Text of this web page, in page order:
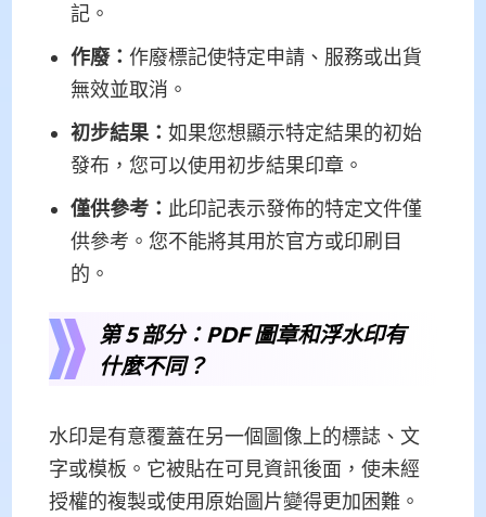
記。
作廢： 作廢標記使特定申請、服務或出貨
無效並取消。
初步結果： 如果您想顯示特定結果的初始
發布，您可以使用初步結果印章。
僅供參考： 此印記表示發佈的特定文件僅
供參考。您不能將其用於官方或印刷目
的。
第 5 部分：PDF 圖章和浮水印​​有
什麼不同？
水印是有意覆蓋在另一個圖像上的標誌、文
字或模板。它被貼在可見資訊後面，使未經
授權的複製或使用原始圖片變得更加困難。